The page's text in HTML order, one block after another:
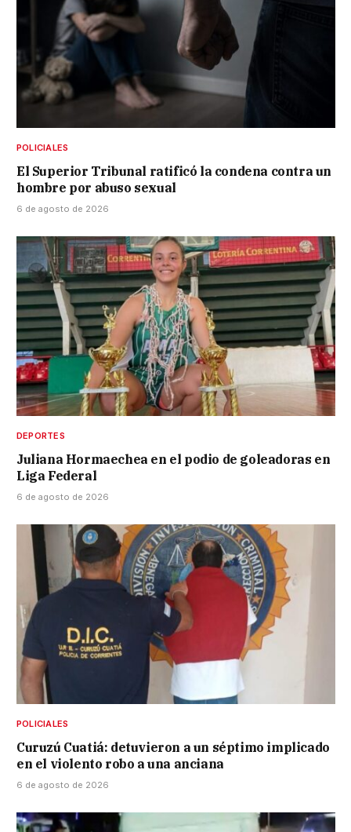
POLICIALES
El Superior Tribunal ratificó la condena contra un
hombre por abuso sexual
6 de agosto de 2026
DEPORTES
Juliana Hormaechea en el podio de goleadoras en
Liga Federal
6 de agosto de 2026
POLICIALES
Curuzú Cuatiá: detuvieron a un séptimo implicado
en el violento robo a una anciana
6 de agosto de 2026